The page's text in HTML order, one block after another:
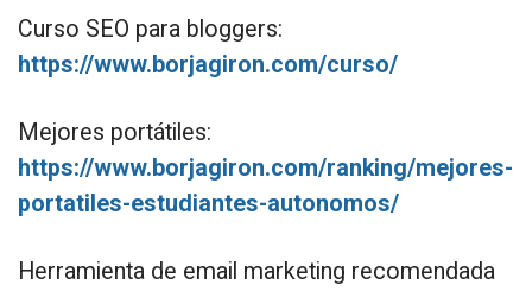
Curso SEO para bloggers:
https://www.borjagiron.com/curso/
Mejores portátiles:
https://www.borjagiron.com/ranking/mejores-
portatiles-estudiantes-autonomos/
Herramienta de email marketing recomendada